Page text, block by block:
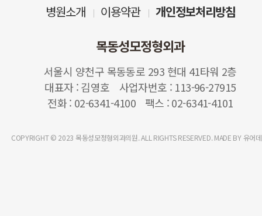
병원소개 이용약관 개인정보처리방침
목동성모정형외과
서울시 양천구 목동동로 293 현대 41타워 2층
대표자 김영호 사업자번호 113-96-27915
전화 02-6341-4100 팩스 02-6341-4101
COPYRIGHT © 2023 목동성모정형외과의원. ALL RIGHTS RESERVED. MADE BY 유어